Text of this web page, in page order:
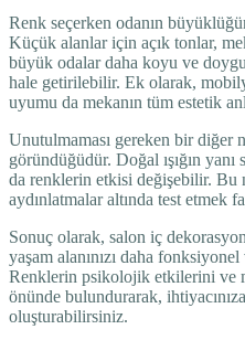
Renk seçerken odanın
Küçük alanlar için açık tonlar,
büyük odalar daha koyu ve
hale getirilebilir. Ek olarak,
uyumu da mekanın tüm estetik
Unutulmaması gereken bir diğer
göründüğüdür. Doğal ışığın yanı
da renklerin etkisi değişebilir. Bu
aydınlatmalar altında test etmek
Sonuç olarak, salon iç
yaşam alanınızı daha
Renklerin psikolojik etkilerini ve
önünde bulundurarak,
oluşturabilirsiniz.